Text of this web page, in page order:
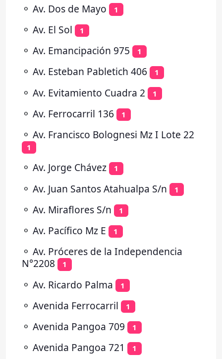
⚬ Av. Dos de Mayo 1
⚬ Av. El Sol 1
⚬ Av. Emancipación 975 1
⚬ Av. Esteban Pabletich 406 1
⚬ Av. Evitamiento Cuadra 2 1
⚬ Av. Ferrocarril 136 1
⚬ Av. Francisco Bolognesi Mz I Lote 22
1
⚬ Av. Jorge Chávez 1
⚬ Av. Juan Santos Atahualpa S/n 1
⚬ Av. Miraflores S/n 1
⚬ Av. Pacífico Mz E 1
⚬ Av. Próceres de la Independencia
N°2208
1
⚬ Av. Ricardo Palma 1
⚬ Avenida Ferrocarril 1
⚬ Avenida Pangoa 709 1
⚬ Avenida Pangoa 721 1